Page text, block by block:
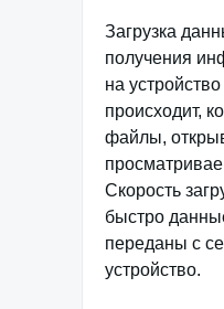
Загрузка
получения
на
происходит,
файлы,
Скорость
быстро
переданы с
устройство.